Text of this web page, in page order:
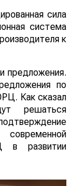
сила
система
к
предложения.
по
Как сказал
решаться
в развитии